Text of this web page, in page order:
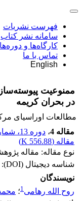
فهرست نشریات
سامانه نشر کتاب
کارگاه‌ها و
تماس با ما
English
ممنوعیت
در بحران کریمه
مطالعات اوراسیای
مقاله 4
، دوره 13، شماره 1
مقاله (556.88 K
)
نوع مقاله: مقاله
شناسه دیجیتال (DOI):
نویسندگان
روح الله رهامی1؛